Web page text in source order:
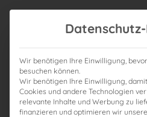
0
Wir benötigen Ihre Einwilligung,
besuchen können.
Wir benötigen Ihre Einwilligung,
Cookies und andere Technologien
relevante Inhalte und Werbung zu
finanzieren und optimieren wir